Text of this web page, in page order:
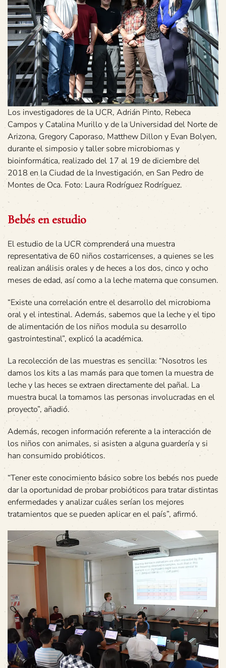
Los investigadores de la UCR, Adrián Pinto, Rebeca
Campos y Catalina Murillo y de la Universidad del Norte de
Arizona, Gregory Caporaso, Matthew Dillon y Evan Bolyen,
durante el simposio y taller sobre microbiomas y
bioinformática, realizado del 17 al 19 de diciembre del
2018 en la Ciudad de la Investigación, en San Pedro de
Montes de Oca. Foto: Laura Rodríguez Rodríguez.
Bebés en estudio
El estudio de la UCR comprenderá una muestra
representativa de 60 niños costarricenses, a quienes se les
realizan análisis orales y de heces a los dos, cinco y ocho
meses de edad, así como a la leche materna que consumen.
“Existe una correlación entre el desarrollo del microbioma
oral y el intestinal. Además, sabemos que la leche y el tipo
de alimentación de los niños modula su desarrollo
gastrointestinal”, explicó la académica.
La recolección de las muestras es sencilla: “Nosotros les
damos los kits a las mamás para que tomen la muestra de
leche y las heces se extraen directamente del pañal. La
muestra bucal la tomamos las personas involucradas en el
proyecto”, añadió.
Además, recogen información referente a la interacción de
los niños con animales, si asisten a alguna guardería y si
han consumido probióticos.
“Tener este conocimiento básico sobre los bebés nos puede
dar la oportunidad de probar probióticos para tratar distintas
enfermedades y analizar cuáles serían los mejores
tratamientos que se pueden aplicar en el país”, afirmó.